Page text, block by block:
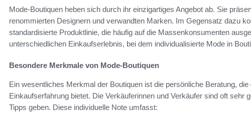
Mode-Boutiquen heben sich durch ihr einzigartiges Angebot ab. Sie
renommierten Designern und verwandten Marken. Im Gegensatz dazu
standardisierte Produktlinie, die häufig auf die Massenkonsumenten
unterschiedlichen Einkaufserlebnis, bei dem individualisierte Mode in
Besondere Merkmale von Mode-Boutiquen
Ein wesentliches Merkmal der Boutiquen ist die persönliche Beratung,
Einkaufserfahrung bietet. Die Verkäuferinnen und Verkäufer sind oft sehr
Tipps geben. Diese individuelle Note umfasst: